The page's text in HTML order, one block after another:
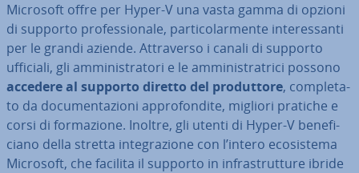
Microsoft offre per Hyper-V una vasta gamma di opzioni
di supporto pro­fes­sio­na­le, par­ti­co­lar­men­te in­te­res­san­ti
per le grandi aziende. At­tra­ver­so i canali di supporto
ufficiali, gli am­mi­ni­stra­to­ri e le am­mi­ni­stra­tri­ci possono
accedere al supporto diretto del pro­dut­to­re, com­ple­ta­
to da do­cu­men­ta­zio­ni ap­pro­fon­di­te, migliori pratiche e
corsi di for­ma­zio­ne. Inoltre, gli utenti di Hyper-V be­ne­fi­
cia­no della stretta in­te­gra­zio­ne con l’intero eco­si­ste­ma
Microsoft, che facilita il supporto in in­fra­strut­tu­re ibride